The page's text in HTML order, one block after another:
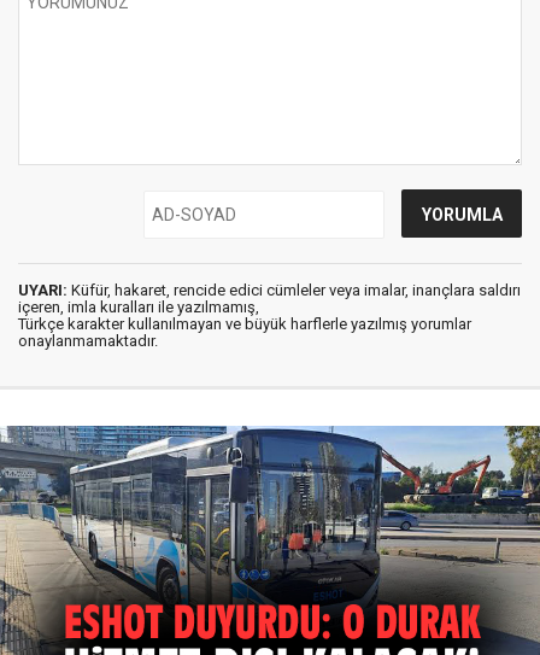
UYARI: Küfür, hakaret, rencide edici cümleler veya imalar, inançlara saldırı
içeren, imla kuralları ile yazılmamış,
Türkçe karakter kullanılmayan ve büyük harflerle yazılmış yorumlar
onaylanmamaktadır.